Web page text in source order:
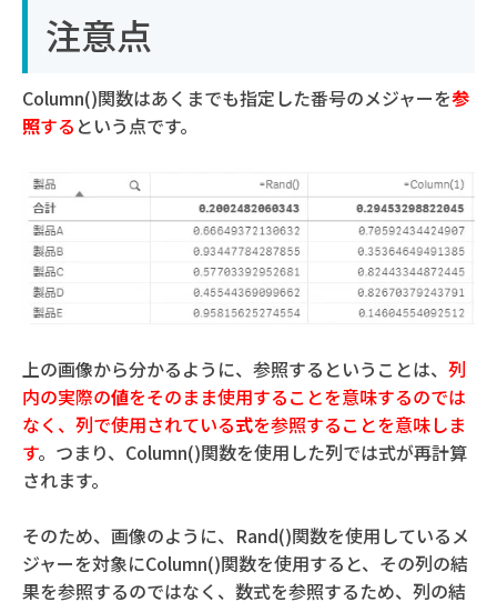
注意点
Column()関数はあくまでも指定した番号のメジャーを参
照する という点です。
上の画像から分かるように、参照するということは、 列
内の実際の値をそのまま使用することを意味するのでは
なく、列で使用されている式を参照することを意味しま
す。つまり、Column()関数を使用した列では式が再計算
されます。
そのため、画像のように、Rand()関数を使用しているメ
ジャーを対象にColumn()関数を使用すると、その列の結
果を参照するのではなく、数式を参照するため、列の結